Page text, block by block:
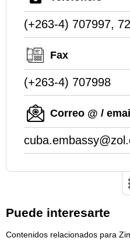
(+263-4) 707997,
Fax
(+263-4) 707998
Correo @ / email
Puede interesarte
Contenidos relacionados para